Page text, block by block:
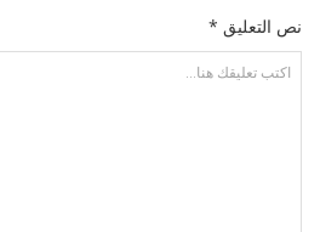
نص التعليق *